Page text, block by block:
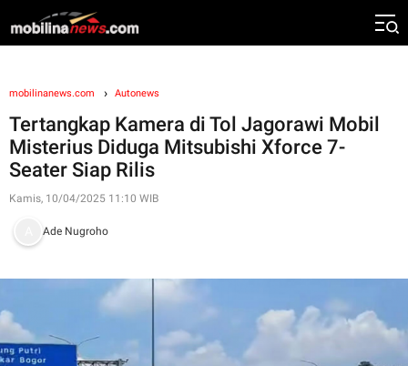
mobilinanews.com Autonews
Tertangkap Kamera di Tol Jagorawi Mobil
Misterius Diduga Mitsubishi Xforce 7-
Seater Siap Rilis
Kamis, 10/04/2025 11:10 WIB
Ade Nugroho